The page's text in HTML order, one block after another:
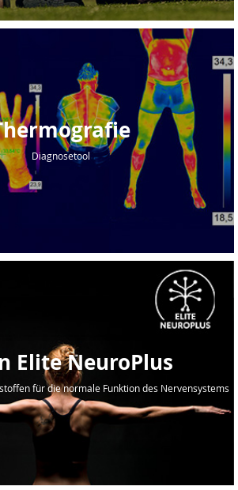
Diagnosetool
Elite NeuroPlus
für die normale Funktion des Nervensystems